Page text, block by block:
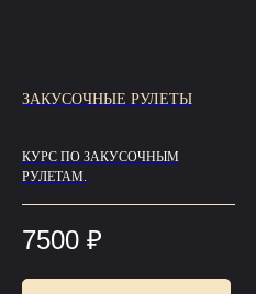
ЗАКУСОЧНЫЕ РУЛЕТЫ
КУРС ПО ЗАКУСОЧНЫМ
РУЛЕТАМ.
7500 ₽